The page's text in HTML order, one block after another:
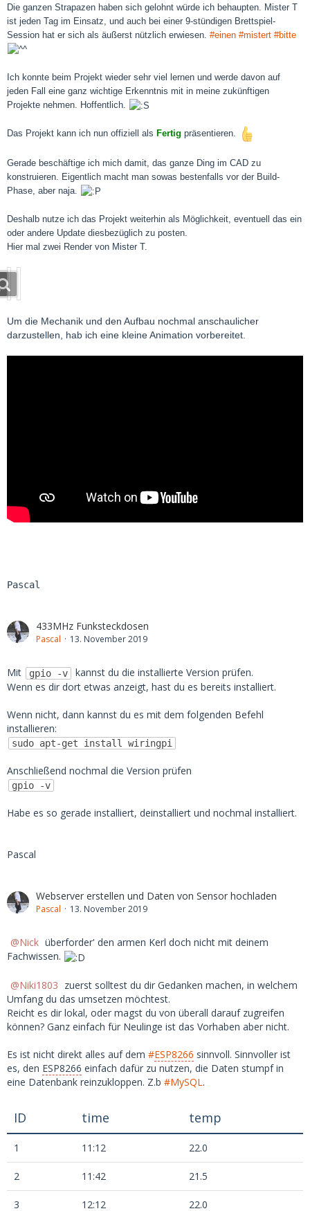
Die ganzen Strapazen haben sich gelohnt würde ich behaupten. Mister T
ist jeden Tag im Einsatz, und auch bei einer 9-stündigen Brettspiel-
Session hat er sich als äußerst nützlich erwiesen. #einen #mistert #bitte
Ich konnte beim Projekt wieder sehr viel lernen und werde davon auf
jeden Fall eine ganz wichtige Erkenntnis mit in meine zukünftigen
Projekte nehmen. Hoffentlich.
Das Projekt kann ich nun offiziell als Fertig präsentieren.
Gerade beschäftige ich mich damit, das ganze Ding im CAD zu
konstruieren. Eigentlich macht man sowas bestenfalls vor der Build-
Phase, aber naja.
Deshalb nutze ich das Projekt weiterhin als Möglichkeit, eventuell das ein
oder andere Update diesbezüglich zu posten.
Hier mal zwei Render von Mister T.
Um die Mechanik und den Aufbau nochmal anschaulicher
darzustellen, hab ich eine kleine Animation vorbereitet.
Pascal
433MHz Funksteckdosen
Pascal 13. November 2019
Mit gpio -v
kannst du die installierte Version prüfen.
Wenn es dir dort etwas anzeigt, hast du es bereits installiert.
Wenn nicht, dann kannst du es mit dem folgenden Befehl
installieren:
sudo apt-get install wiringpi
Anschließend nochmal die Version prüfen
gpio -v
Habe es so gerade installiert, deinstalliert und nochmal installiert.
Pascal
Webserver erstellen und Daten von Sensor hochladen
Pascal 13. November 2019
Nick überforder' den armen Kerl doch nicht mit deinem
Fachwissen.
Niki1803 zuerst solltest du dir Gedanken machen, in welchem
Umfang du das umsetzen möchtest.
Reicht es dir lokal, oder magst du von überall darauf zugreifen
können? Ganz einfach für Neulinge ist das Vorhaben aber nicht.
Es ist nicht direkt alles auf dem #ESP8266 sinnvoll. Sinnvoller ist
es, den ESP8266 einfach dafür zu nutzen, die Daten stumpf in
eine Datenbank reinzukloppen. Z.b #MySQL.
ID time temp
1 11:12 22.0
2 11:42 21.5
3 12:12 22.0